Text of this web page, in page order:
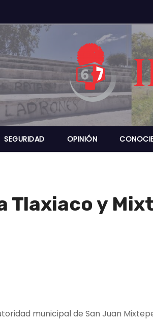
SEGURIDAD OPINIÓN
Tlaxiaco y
municipal de San Juan